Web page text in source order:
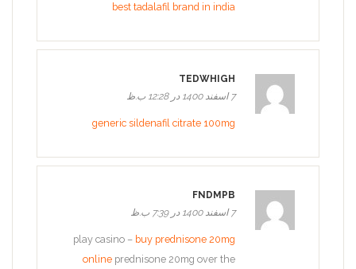
best tadalafil brand in india
TEDWHIGH
7 اسفند 1400 در 12:28 ب.ظ
generic sildenafil citrate 100mg
FNDMPB
7 اسفند 1400 در 7:39 ب.ظ
play casino – buy prednisone 20mg
online prednisone 20mg over the